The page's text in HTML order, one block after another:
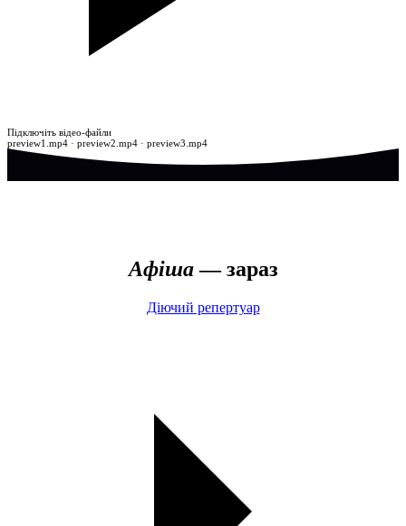
Підключіть відео-файли
preview1.mp4 · preview2.mp4 · preview3.mp4
Афіша— зараз
Діючий репертуар